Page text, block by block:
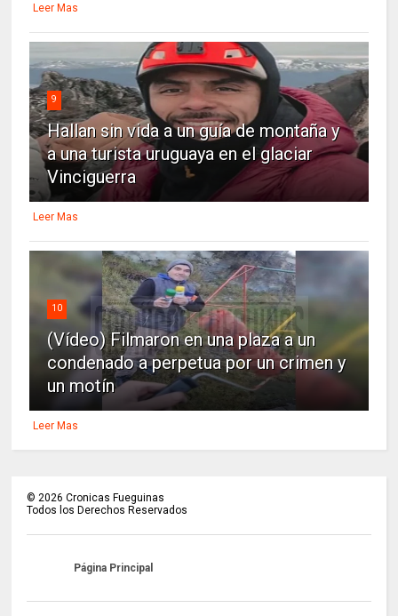
Leer Mas
9
Hallan sin vida a un guía de montaña y
a una turista uruguaya en el glaciar
Vinciguerra
Leer Mas
10
(Vídeo) Filmaron en una plaza a un
condenado a perpetua por un crimen y
un motín
Leer Mas
© 2026 Cronicas Fueguinas
Todos los Derechos Reservados
Página Principal